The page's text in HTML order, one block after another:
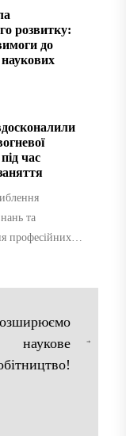
є
розвитку:
до
наукових
час
та
професійних
наукове